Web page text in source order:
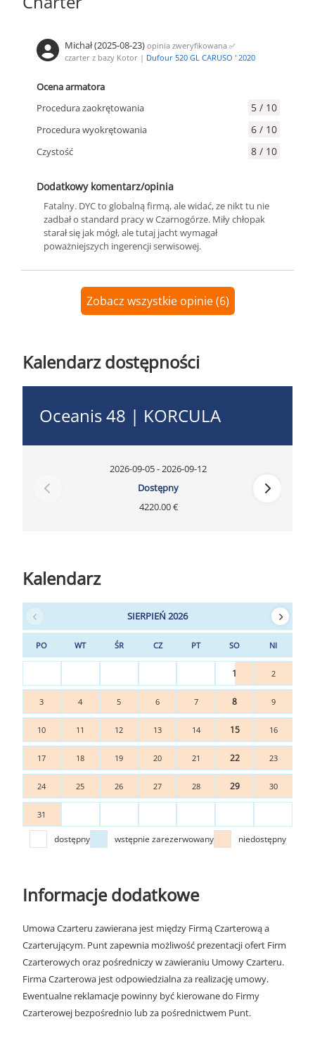
Michał (2025-08-23) opinia zweryfikowana ✅
czarter z bazy Kotor | Dufour 520 GL CARUSO ' 2020
Ocena armatora
Procedura zaokrętowania
5 / 10
Procedura wyokrętowania 6 / 10
Czystość 8 / 10
Dodatkowy komentarz/opinia
Fatalny. DYC to globalną firmą, ale widać, ze nikt tu nie
zadbał o standard pracy w Czarnogórze. Miły chłopak
starał się jak mógł, ale tutaj jacht wymagał
poważniejszych ingerencji serwisowej.
Zobacz wszystkie opinie (6)
Kalendarz dostępności
Oceanis 48 | KORCULA
2026-09-05 - 2026-09-12
Dostępny
4220.00 €
Kalendarz
SIERPIEŃ 2026
PO WT ŚR CZ PT SO NI
1 2
3 4 5 6 7 8 9
10 11 12 13 14 15 16
17 18 19 20 21 22 23
24 25 26 27 28 29 30
31
dostępny wstępnie zarezerwowany niedostępny
Informacje dodatkowe
Umowa Czarteru zawierana jest między Firmą Czarterową a
Czarterującym. Punt zapewnia możliwość prezentacji ofert Firm
Czarterowych oraz pośredniczy w zawieraniu Umowy Czarteru.
Firma Czarterowa jest odpowiedzialna za realizację umowy.
Ewentualne reklamacje powinny być kierowane do Firmy
Czarterowej bezpośrednio lub za pośrednictwem Punt.